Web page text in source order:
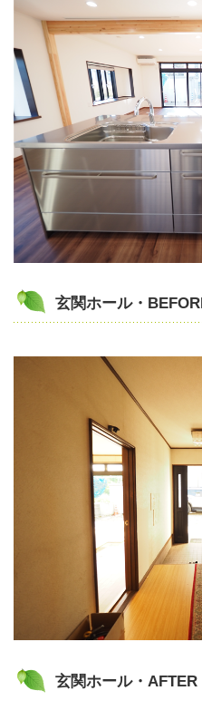
玄関ホール・
玄関ホール・AFTER